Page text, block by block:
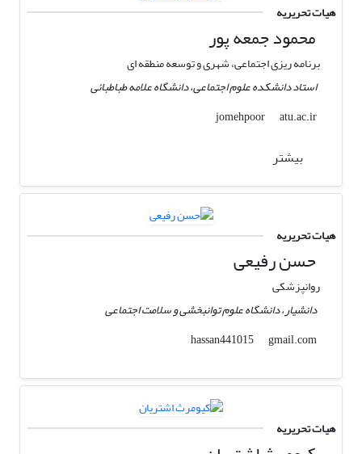
هیات تحریریه
محمود جمعه پور
برنامه ریزی اجتماعی، شهری و توسعه منطقه ای
استاد دانشکده علوم اجتماعی، دانشگاه علامه طباطبائی
jomehpoor
atu.ac.ir
بیشتر
هیات تحریریه
حسن رفیعی
روانپزشکی
دانشیار، دانشگاه علوم توانبخشی و سلامت اجتماعی
hassan441015
gmail.com
هیات تحریریه